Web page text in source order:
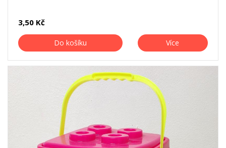
3,50 Kč
Do košíku Více